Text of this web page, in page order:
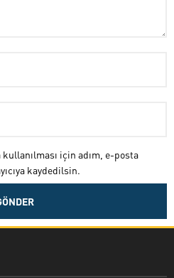
için adım, e-posta
kaydedilsin.